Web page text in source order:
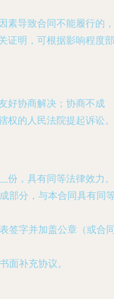
素导致合同不能履行的，
证明，可根据影响程度部
好协商解决；协商不成
权的人民法院提起诉讼。
__份，具有同等法律效力。
部分，与本合同具有同
签字并加盖公章（或合
面补充协议。